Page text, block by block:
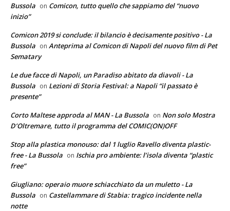
Bussola on Comicon, tutto quello che sappiamo del “nuovo
inizio”
Comicon 2019 si conclude: il bilancio è decisamente positivo - La
Bussola on Anteprima al Comicon di Napoli del nuovo film di Pet
Sematary
Le due facce di Napoli, un Paradiso abitato da diavoli - La
Bussola on Lezioni di Storia Festival: a Napoli “il passato è
presente”
Corto Maltese approda al MAN - La Bussola on Non solo Mostra
D’Oltremare, tutto il programma del COMIC(ON)OFF
Stop alla plastica monouso: dal 1 luglio Ravello diventa plastic-
free - La Bussola on Ischia pro ambiente: l’isola diventa “plastic
free”
Giugliano: operaio muore schiacchiato da un muletto - La
Bussola on Castellammare di Stabia: tragico incidente nella
notte